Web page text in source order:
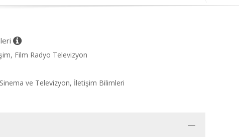
Film Radyo Televizyon
ve Televizyon, İletişim Bilimleri